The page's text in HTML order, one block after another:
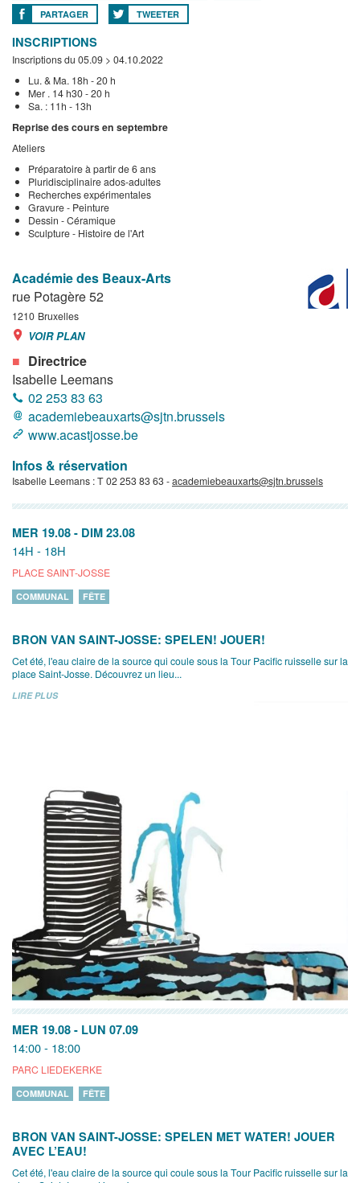
PARTAGER
TWEETER
INSCRIPTIONS
Inscriptions du 05.09 > 04.10.2022
Lu. & Ma. 18h - 20 h
Mer . 14 h30 - 20 h
Sa. : 11h - 13h
​Reprise des cours en septembre
Ateliers
Préparatoire à partir de 6 ans
Pluridisciplinaire ados-adultes
Recherches expérimentales
Gravure - Peinture
Dessin - Céramique
Sculpture - Histoire de l'Art
Académie des Beaux-Arts
rue Potagère 52
1210 Bruxelles
VOIR PLAN
Directrice
Isabelle Leemans
02 253 83 63
academiebeauxarts@sjtn.brussels
www.acastjosse.be
Infos & réservation
Isabelle Leemans : T 02 253 83 63 -academiebeauxarts@sjtn.brussels
MER 19.08 - DIM 23.08
14H - 18H
PLACE SAINT-JOSSE
COMMUNAL FÊTE
BRON VAN SAINT-JOSSE: SPELEN! JOUER!
Cet été, l'eau claire de la source qui coule sous la Tour Pacific ruisselle sur la
place Saint-Josse. Découvrez un lieu...
LIRE PLUS
MER 19.08 - LUN 07.09
14:00 - 18:00
PARC LIEDEKERKE
COMMUNAL FÊTE
BRON VAN SAINT-JOSSE: SPELEN MET WATER! JOUER
AVEC L’EAU!
Cet été, l'eau claire de la source qui coule sous la Tour Pacific ruisselle sur la